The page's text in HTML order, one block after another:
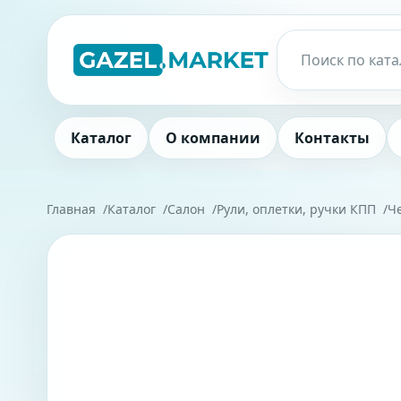
Каталог О компании Контакты
Главная Каталог Салон Рули, оплетки, ручки КПП